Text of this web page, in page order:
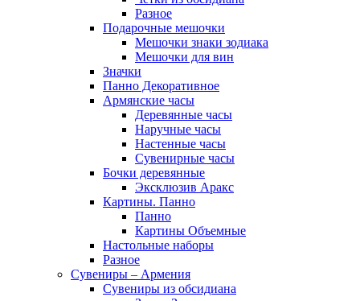
Разное
Подарочные мешочки
Мешочки знаки зодиака
Мешочки для вин
Значки
Панно Декоративное
Армянские часы
Деревянные часы
Наручные часы
Настенные часы
Сувенирные часы
Бочки деревянные
Эксклюзив Аракс
Картины. Панно
Панно
Картины Объемные
Настольные наборы
Разное
Сувениры – Армения
Сувениры из обсидиана